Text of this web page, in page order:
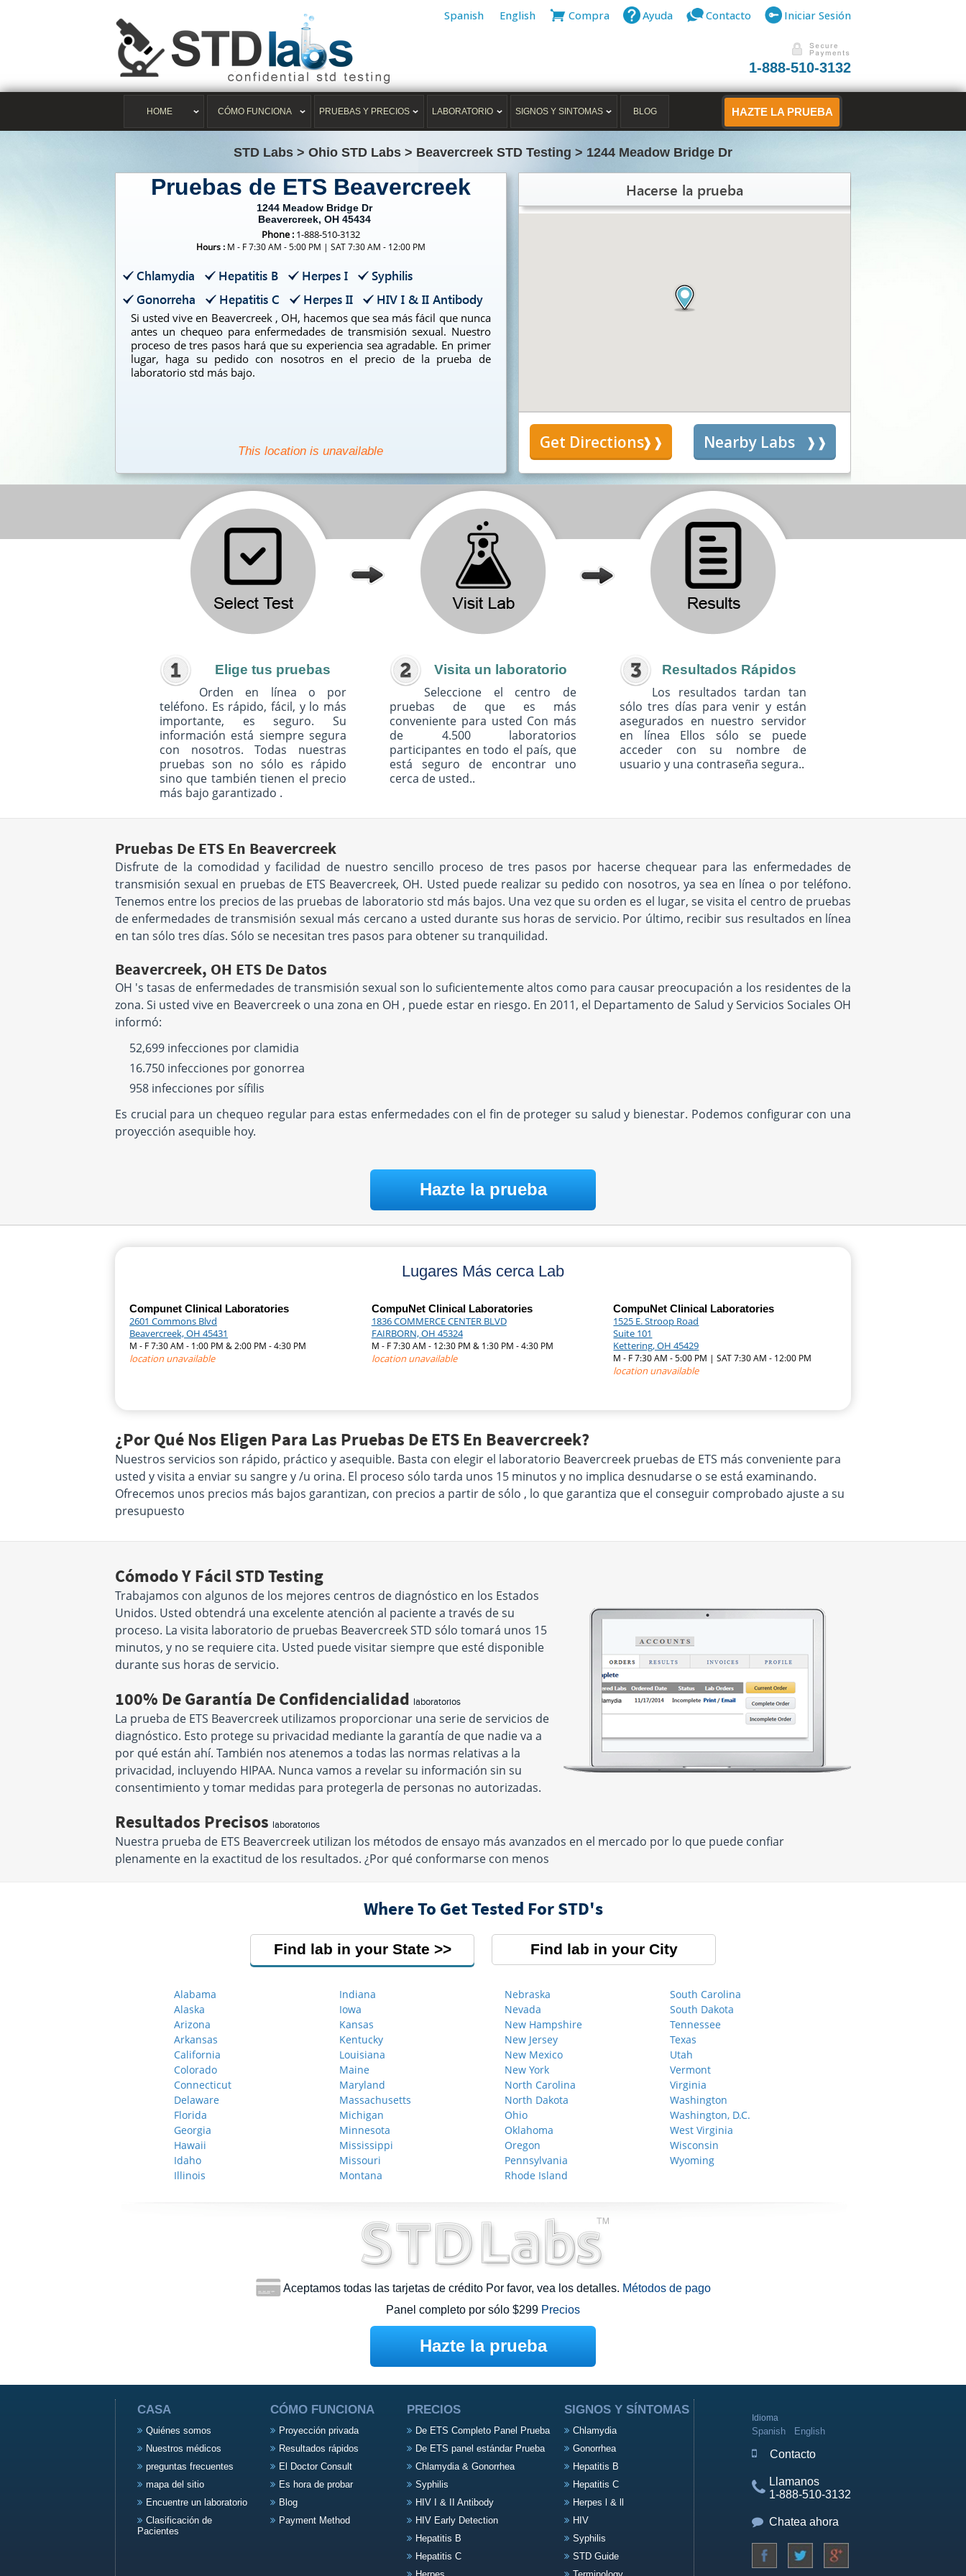
Spanish English Compra Ayuda Contacto Iniciar Sesión
1-888-510-3132
HOME CÓMO FUNCIONA PRUEBAS Y PRECIOS LABORATORIO SIGNOS Y SINTOMAS BLOG HAZTE LA PRUEBA
STD Labs > Ohio STD Labs > Beavercreek STD Testing > 1244 Meadow Bridge Dr
Pruebas de ETS Beavercreek
1244 Meadow Bridge Dr
Beavercreek, OH 45434
Phone : 1-888-510-3132
Hours :M - F 7:30 AM - 5:00 PM | SAT 7:30 AM - 12:00 PM
Chlamydia Hepatitis B Herpes I
Syphilis
Gonorreha
Hepatitis C Herpes II HIV I & II Antibody
Si usted vive en Beavercreek , OH, hacemos que sea más fácil que nunca
antes un chequeo para enfermedades de transmisión sexual. Nuestro
proceso de tres pasos hará que su experiencia sea agradable. En primer
lugar, haga su pedido con nosotros en el precio de la prueba de
laboratorio std más bajo.
This location is unavailable
Hacerse la prueba
Get Directions Nearby Labs
Elige tus pruebas
Orden en línea o por
teléfono. Es rápido, fácil, y lo más
importante, es seguro. Su
información está siempre segura
con nosotros. Todas nuestras
pruebas son no sólo es rápido
sino que también tienen el precio
más bajo garantizado .
Visita un laboratorio
Seleccione el centro de
pruebas de que es más
conveniente para usted Con más
de 4.500 laboratorios
participantes en todo el país, que
está seguro de encontrar uno
cerca de usted..
Resultados Rápidos
Los resultados tardan tan
sólo tres días para venir y están
asegurados en nuestro servidor
en línea Ellos sólo se puede
acceder con su nombre de
usuario y una contraseña segura..
Pruebas De ETS En Beavercreek
Disfrute de la comodidad y facilidad de nuestro sencillo proceso de tres pasos por hacerse chequear para las enfermedades de
transmisión sexual en pruebas de ETS Beavercreek, OH. Usted puede realizar su pedido con nosotros, ya sea en línea o por teléfono.
Tenemos entre los precios de las pruebas de laboratorio std más bajos. Una vez que su orden es el lugar, se visita el centro de pruebas
de enfermedades de transmisión sexual más cercano a usted durante sus horas de servicio. Por último, recibir sus resultados en línea
en tan sólo tres días. Sólo se necesitan tres pasos para obtener su tranquilidad.
Beavercreek, OH ETS De Datos
OH 's tasas de enfermedades de transmisión sexual son lo suficientemente altos como para causar preocupación a los residentes de la
zona. Si usted vive en Beavercreek o una zona en OH , puede estar en riesgo. En 2011, el Departamento de Salud y Servicios Sociales OH
informó:
52,699 infecciones por clamidia
16.750 infecciones por gonorrea
958 infecciones por sífilis
Es crucial para un chequeo regular para estas enfermedades con el fin de proteger su salud y bienestar. Podemos configurar con una
proyección asequible hoy.
Hazte la prueba
Lugares Más cerca Lab
Compunet Clinical Laboratories
2601 Commons Blvd
Beavercreek, OH 45431
M - F 7:30 AM - 1:00 PM & 2:00 PM - 4:30 PM
location unavailable
CompuNet Clinical Laboratories
1836 COMMERCE CENTER BLVD
FAIRBORN, OH 45324
M - F 7:30 AM - 12:30 PM & 1:30 PM - 4:30 PM
location unavailable
CompuNet Clinical Laboratories
1525 E. Stroop Road
Suite 101
Kettering, OH 45429
M - F 7:30 AM - 5:00 PM | SAT 7:30 AM - 12:00 PM
location unavailable
¿Por Qué Nos Eligen Para Las Pruebas De ETS En Beavercreek?
Nuestros servicios son rápido, práctico y asequible. Basta con elegir el laboratorio Beavercreek pruebas de ETS más conveniente para
usted y visita a enviar su sangre y /u orina. El proceso sólo tarda unos 15 minutos y no implica desnudarse o se está examinando.
Ofrecemos unos precios más bajos garantizan, con precios a partir de sólo , lo que garantiza que el conseguir comprobado ajuste a su
presupuesto
Cómodo Y Fácil STD Testing
Trabajamos con algunos de los mejores centros de diagnóstico en los Estados
Unidos. Usted obtendrá una excelente atención al paciente a través de su
proceso. La visita laboratorio de pruebas Beavercreek STD sólo tomará unos 15
minutos, y no se requiere cita. Usted puede visitar siempre que esté disponible
durante sus horas de servicio.
100% De Garantía De Confidencialidad laboratorios
La prueba de ETS Beavercreek utilizamos proporcionar una serie de servicios de
diagnóstico. Esto protege su privacidad mediante la garantía de que nadie va a
por qué están ahí. También nos atenemos a todas las normas relativas a la
privacidad, incluyendo HIPAA. Nunca vamos a revelar su información sin su
consentimiento y tomar medidas para protegerla de personas no autorizadas.
Resultados Precisos laboratorios
Nuestra prueba de ETS Beavercreek utilizan los métodos de ensayo más avanzados en el mercado por lo que puede confiar
plenamente en la exactitud de los resultados. ¿Por qué conformarse con menos
Where To Get Tested For STD's
Find lab in your State Find lab in your City
Alabama
Alaska
Arizona
Arkansas
California
Colorado
Connecticut
Delaware
Florida
Georgia
Hawaii
Idaho
Illinois
Indiana
Iowa
Kansas
Kentucky
Louisiana
Maine
Maryland
Massachusetts
Michigan
Minnesota
Mississippi
Missouri
Montana
Nebraska
Nevada
New Hampshire
New Jersey
New Mexico
New York
North Carolina
North Dakota
Ohio
Oklahoma
Oregon
Pennsylvania
Rhode Island
South Carolina
South Dakota
Tennessee
Texas
Utah
Vermont
Virginia
Washington
Washington, D.C.
West Virginia
Wisconsin
Wyoming
Aceptamos todas las tarjetas de crédito Por favor, vea los detalles. Métodos de pago
Panel completo por sólo $299 Precios
Hazte la prueba
CASA
Quiénes somos
Nuestros médicos
preguntas frecuentes
mapa del sitio
Encuentre un laboratorio
Clasificación de
Pacientes
CÓMO FUNCIONA
Proyección privada
Resultados rápidos
El Doctor Consult
Es hora de probar
Blog
Payment Method
PRECIOS
De ETS Completo Panel Prueba
De ETS panel estándar Prueba
Chlamydia & Gonorrhea
Syphilis
HIV I & II Antibody
HIV Early Detection
Hepatitis B
Hepatitis C
SIGNOS Y SÍNTOMAS
Chlamydia
Gonorrhea
Hepatitis B
Hepatitis C
Herpes l & ll
HIV
Syphilis
STD Guide
Idioma
Spanish English
Contacto
Llamanos
1-888-510-3132
Chatea ahora